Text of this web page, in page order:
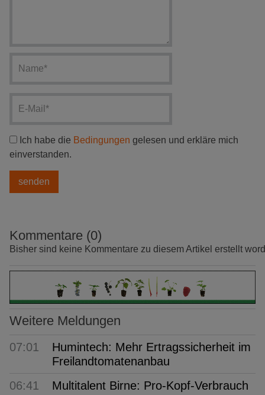
Ich habe die Bedingungen gelesen und erkläre mich
einverstanden.
Kommentare (0)
Bisher sind keine Kommentare zu diesem Artikel erstellt
Weitere Meldungen
07:01
Humintech: Mehr Ertragssicherheit im
Freilandtomatenanbau
06:41
Multitalent Birne: Pro-Kopf-Verbrauch